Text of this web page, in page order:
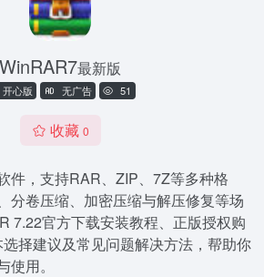
WinRAR7最新版
开心版 无广告 51
收藏 0
件，支持RAR、ZIP、7Z等多种格
分卷压缩、加密压缩与解压修复等场
7.22官方下载安装教程、正版授权购
择建议及常见问题解决方法，帮助你
用。